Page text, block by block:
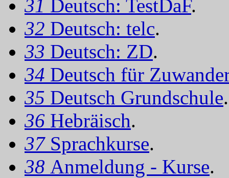
31 Deutsch: TestDaF.
32 Deutsch: telc.
33 Deutsch: ZD.
34 Deutsch für
35 Deutsch Grundschule.
36 Hebräisch.
37 Sprachkurse.
38 Anmeldung - Kurse.